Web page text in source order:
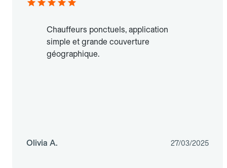
Chauffeurs ponctuels, application
simple et grande couverture
géographique.
Olivia A. 27/03/2025